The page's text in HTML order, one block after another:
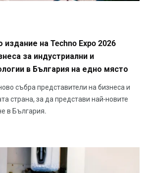
на Techno Expo 2026
за индустриални и
в България на едно място
събра представители на бизнеса и
страна, за да представи най-новите
в България.